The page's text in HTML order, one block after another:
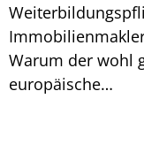
Warum der wohl
europäische